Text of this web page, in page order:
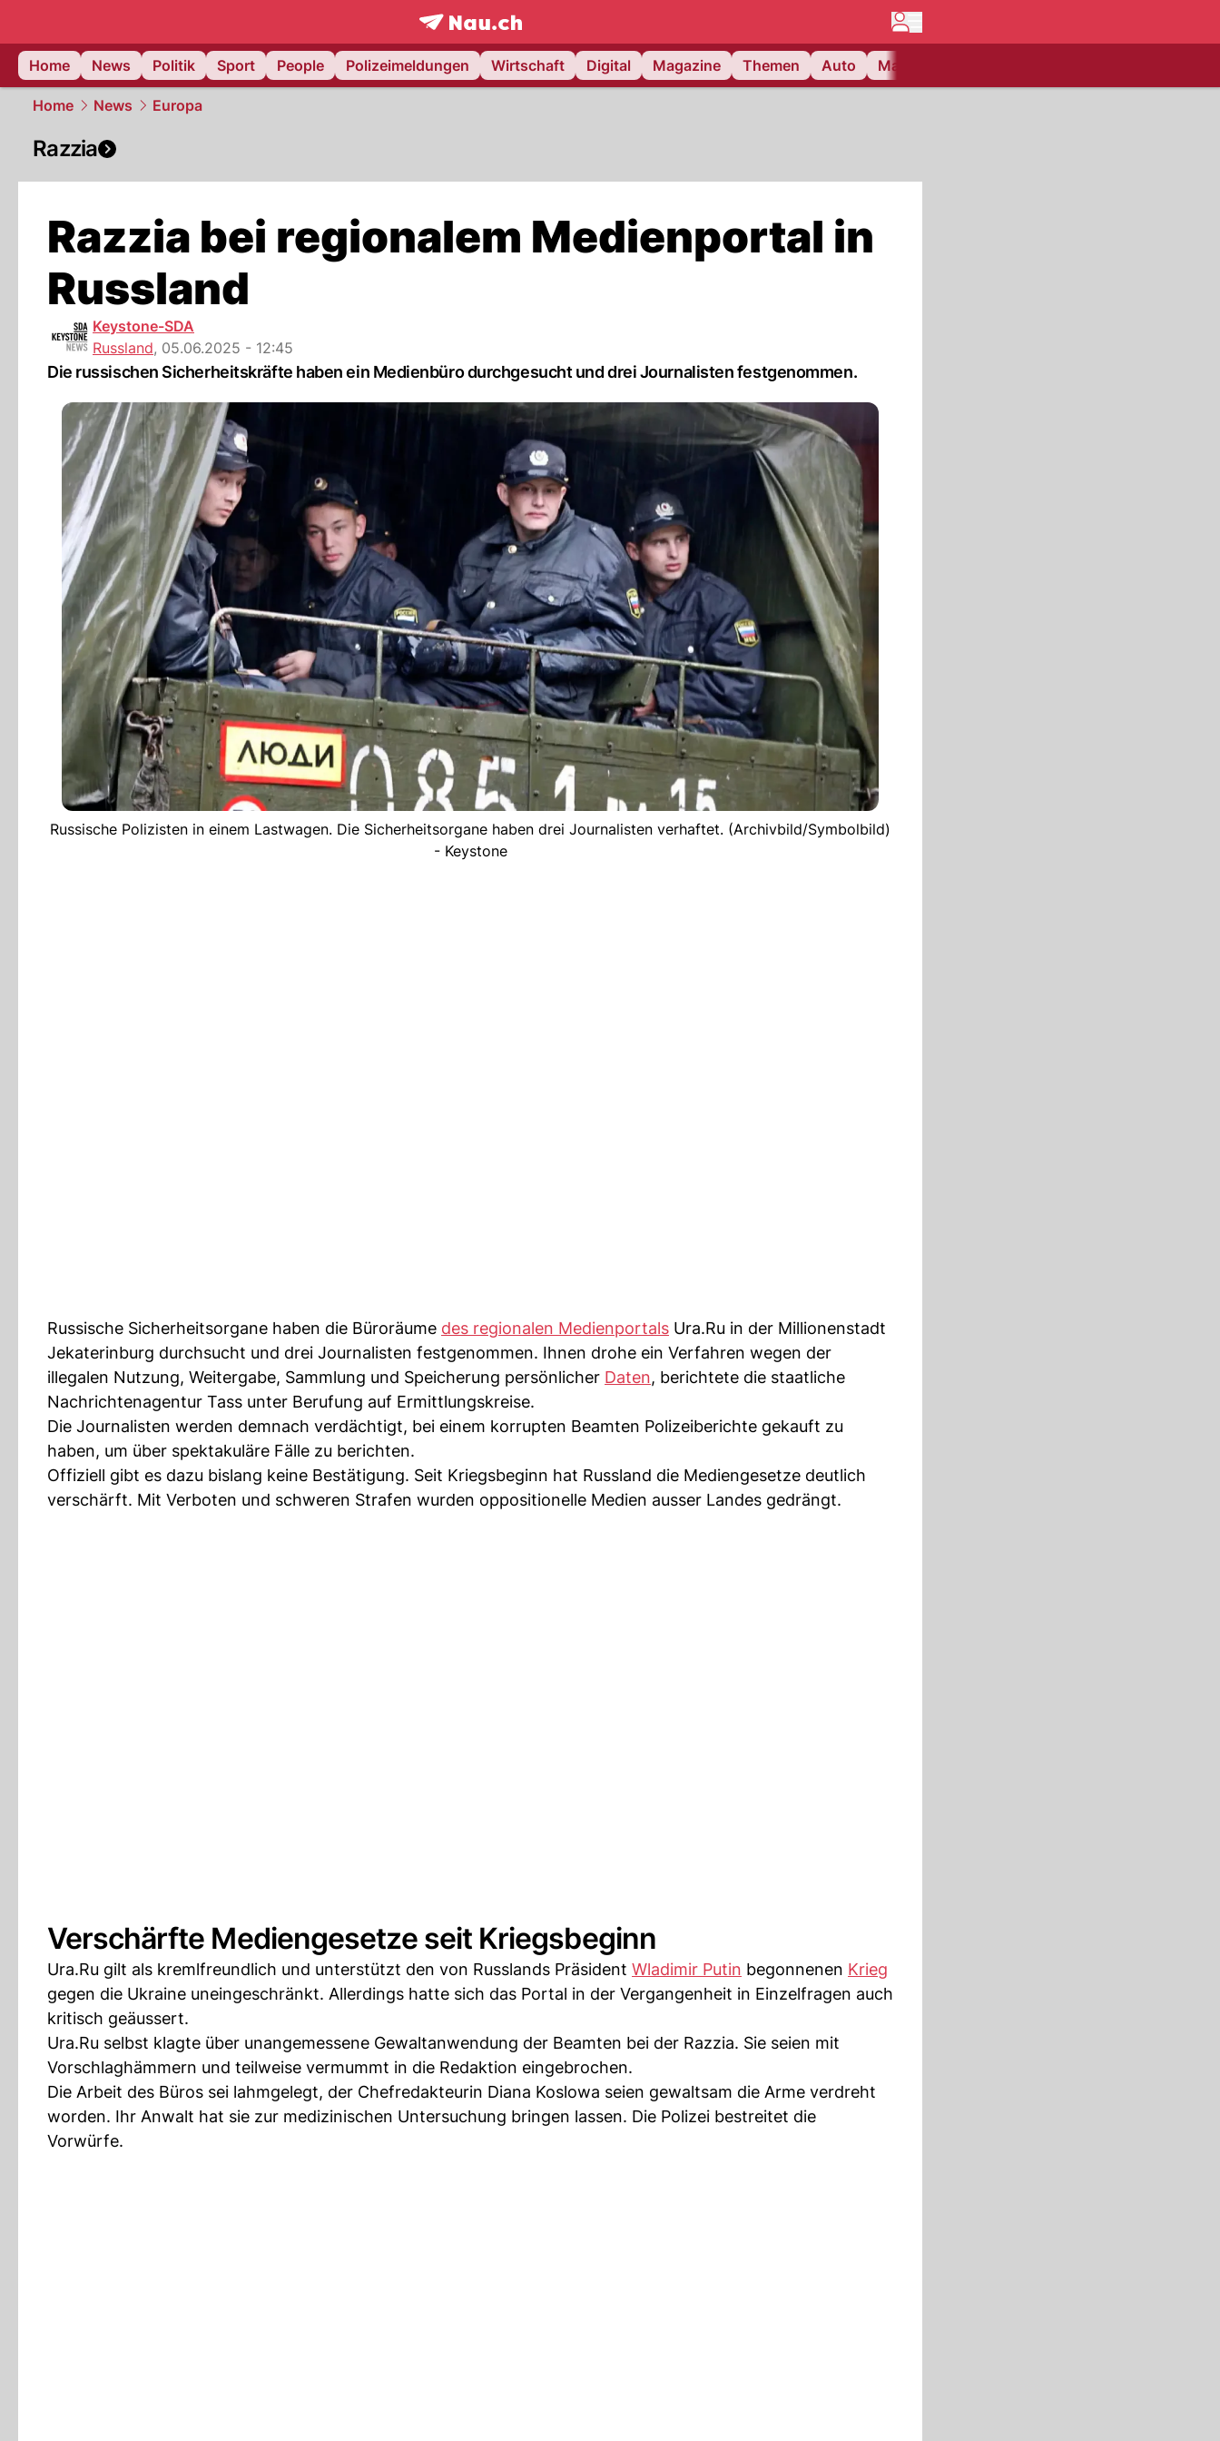
frontpage.NAU.ch
Home
News Politik Sport People Polizeimeldungen Wirtschaft Digital Magazine Themen Auto Matchcenter
Home News Europa
Razzia
Razzia bei regionalem Medienportal in
Russland
Keystone-SDA
Russland, 05.06.2025 - 12:45
Die russischen Sicherheitskräfte haben ein Medienbüro durchgesucht und drei Journalisten festgenommen.
Russische Polizisten in einem Lastwagen. Die Sicherheitsorgane haben drei Journalisten verhaftet. (Archivbild/Symbolbild)
- Keystone
Russische Sicherheitsorgane haben die Büroräume des regionalen Medienportals Ura.Ru in der Millionenstadt
Jekaterinburg durchsucht und drei Journalisten festgenommen. Ihnen drohe ein Verfahren wegen der
illegalen Nutzung, Weitergabe, Sammlung und Speicherung persönlicher Daten, berichtete die staatliche
Nachrichtenagentur Tass unter Berufung auf Ermittlungskreise.
Die Journalisten werden demnach verdächtigt, bei einem korrupten Beamten Polizeiberichte gekauft zu
haben, um über spektakuläre Fälle zu berichten.
Offiziell gibt es dazu bislang keine Bestätigung. Seit Kriegsbeginn hat Russland die Mediengesetze deutlich
verschärft. Mit Verboten und schweren Strafen wurden oppositionelle Medien ausser Landes gedrängt.
Verschärfte Mediengesetze seit Kriegsbeginn
Ura.Ru gilt als kremlfreundlich und unterstützt den von Russlands Präsident Wladimir Putin begonnenen Krieg
gegen die Ukraine uneingeschränkt. Allerdings hatte sich das Portal in der Vergangenheit in Einzelfragen auch
kritisch geäussert.
Ura.Ru selbst klagte über unangemessene Gewaltanwendung der Beamten bei der Razzia. Sie seien mit
Vorschlaghämmern und teilweise vermummt in die Redaktion eingebrochen.
Die Arbeit des Büros sei lahmgelegt, der Chefredakteurin Diana Koslowa seien gewaltsam die Arme verdreht
worden. Ihr Anwalt hat sie zur medizinischen Untersuchung bringen lassen. Die Polizei bestreitet die
Vorwürfe.